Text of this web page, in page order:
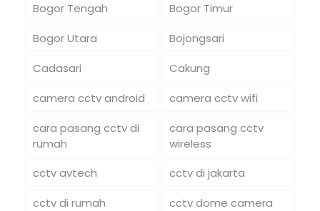
Bogor Tengah
Bogor Timur
Bogor Utara
Bojongsari
Cadasari
Cakung
camera cctv android
camera cctv wifi
cara pasang cctv di
rumah
cara pasang cctv
wireless
cctv avtech
cctv di jakarta
cctv di rumah
cctv dome camera